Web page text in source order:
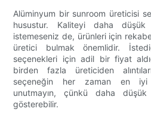
Alüminyum bir sunroom üreticisi
husustur. Kaliteyi daha
istemeseniz de, ürünleri için
üretici bulmak önemlidir.
seçenekleri için adil bir fiyat
birden fazla üreticiden
seçeneğin her zaman en iyi
unutmayın, çünkü daha
gösterebilir.